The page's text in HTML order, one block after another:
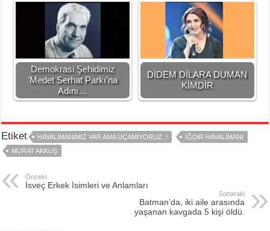
Demokrasi Şehidimiz
'Medet Serhat Parkı'na
Adını…
DİDEM DİLARA DUMAN
KİMDİR
Etiket HAVALIMANIMIZ VAR AMA UÇAMIYORUZ..!
IĞDIR HAVALIMANI
MURAT AKKUŞ
Önceki
İsveç Erkek İsimleri ve Anlamları
Sonaraki
Batman’da, iki aile arasında
yaşanan kavgada 5 kişi öldü.